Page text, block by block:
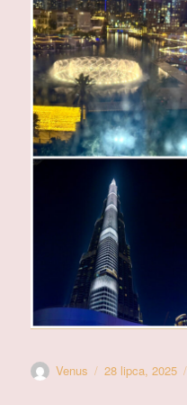
Autor
Venus
Data
28 lipca, 2025